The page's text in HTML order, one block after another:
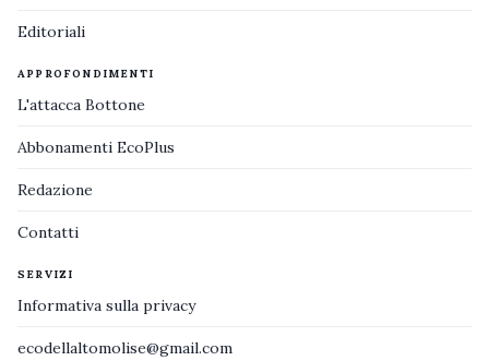
Editoriali
APPROFONDIMENTI
L'attacca Bottone
Abbonamenti EcoPlus
Redazione
Contatti
SERVIZI
Informativa sulla privacy
ecodellaltomolise@gmail.com